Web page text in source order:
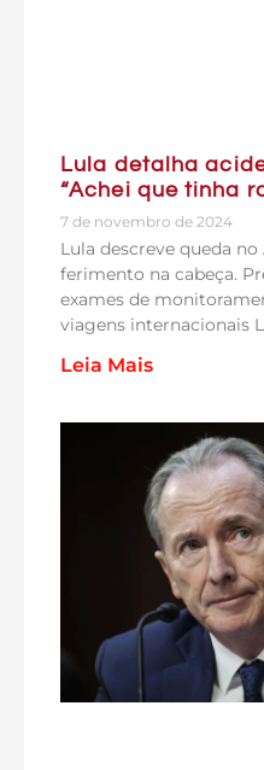
Lula detalha
“Achei que tinha
7 de novembro de 2024
Lula descreve queda
ferimento na cabeça.
exames de
viagens internacionais
Leia Mais